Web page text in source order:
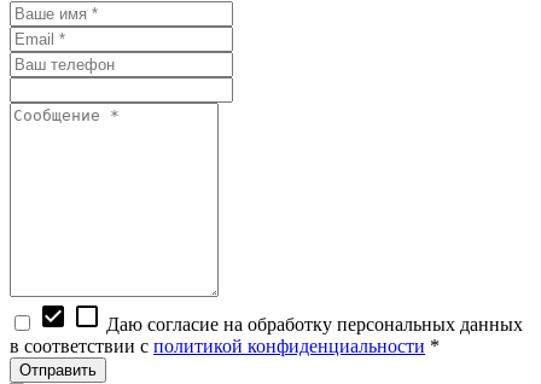
check_box check_box_outline_blank Даю согласие на обработку персональных данных
в соответствии с политикой конфиденциальности *